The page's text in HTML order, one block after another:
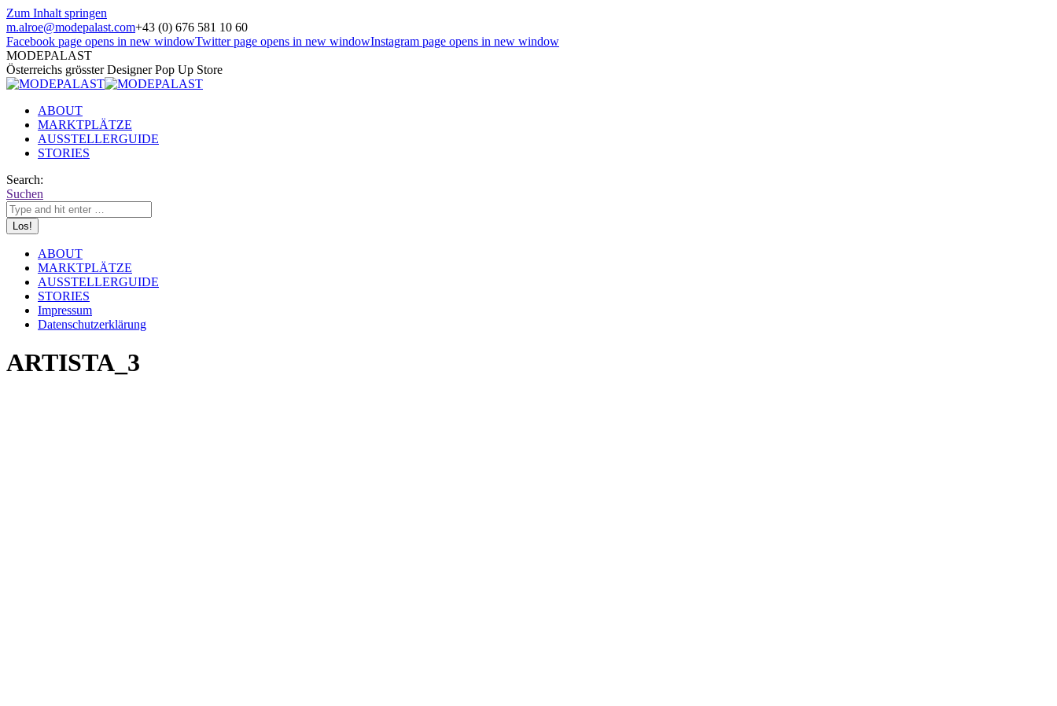
Zum Inhalt springen
m.alroe@modepalast.com+43 (0) 676 581 10 60
Facebook page opens in new windowTwitter page opens in new windowInstagram page opens in new window
MODEPALAST
Österreichs grösster Designer Pop Up Store
ABOUT
MARKTPLÄTZE
AUSSTELLERGUIDE
STORIES
Search:
Suchen
ABOUT
MARKTPLÄTZE
AUSSTELLERGUIDE
STORIES
Impressum
Datenschutzerklärung
ARTISTA_3